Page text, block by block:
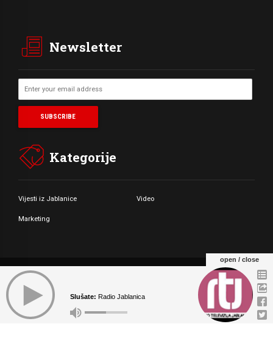
Newsletter
Kategorije
Vijesti iz Jablanice Video
Marketing
© Copyright by Radio Televizija Jablanica 2021. All rights reserved.
O NAMA MARKETING KONTAKT
open / close
Slušate: Radio Jablanica